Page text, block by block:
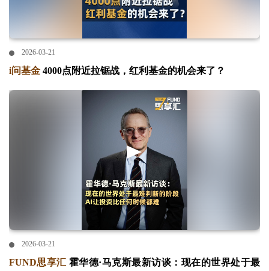
2026-03-21
i问基金 4000点附近拉锯战，红利基金的机会来了？
2026-03-21
FUND思享汇 霍华德·马克斯最新访谈：现在的世界处于最